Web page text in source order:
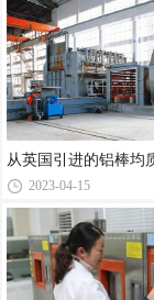
从英国引进的铝棒均
2023-04-15